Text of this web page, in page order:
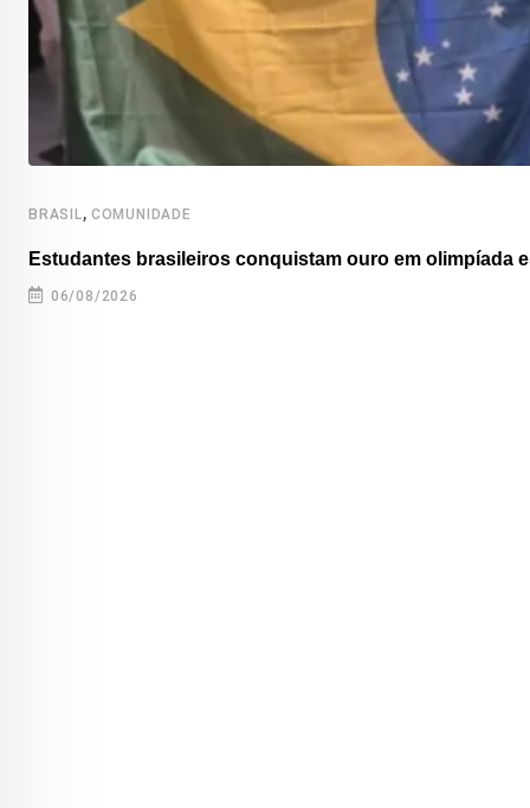
BRASIL, COMUNIDADE
Estudantes brasileiros conquistam ouro em olimpíada
06/08/2026